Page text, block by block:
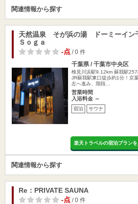
関連情報から探す
天然温泉 そが浜の湯 ドーミーイン
Ｓｏｇａ
-点/ 0 件
千葉県 / 千葉市中央区
検見川浜駅9.12km 蘇我駅
JR蘇我駅東口徒歩約1分！京
左へ進み、階段…
営業時間
入浴料金 ～
宿泊 サウナ
楽天トラベルの宿泊プランを
関連情報から探す
Re：PRIVATE SAUNA
-点/ 0 件